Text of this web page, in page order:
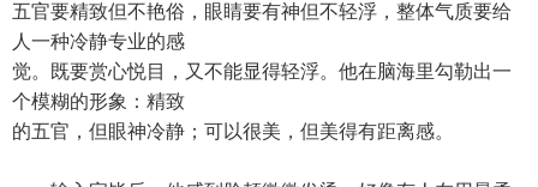
五官要精致但不艳俗，眼睛要有神但不轻浮，整体气质要给
人一种冷静专业的感
觉。既要赏心悦目，又不能显得轻浮。他在脑海里勾勒出一
个模糊的形象：精致
的五官，但眼神冷静；可以很美，但美得有距离感。